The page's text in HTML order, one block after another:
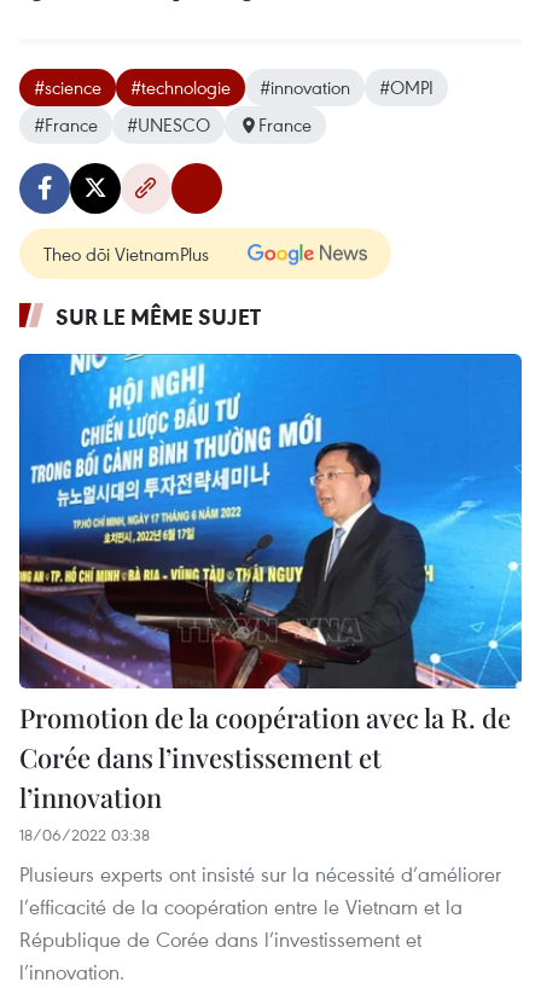
#science #technologie #innovation
#OMPI
#France
#UNESCO France
Theo dõi VietnamPlus
SUR LE MÊME SUJET
Promotion de la coopération avec la R. de
Corée dans l’investissement et
l’innovation
18/06/2022 03:38
Plusieurs experts ont insisté sur la nécessité d’améliorer
l’efficacité de la coopération entre le Vietnam et la
République de Corée dans l’investissement et
l’innovation.